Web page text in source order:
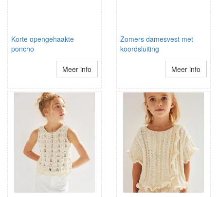
Korte opengehaakte
poncho
Meer info
Zomers damesvest met
koordsluiting
Meer info